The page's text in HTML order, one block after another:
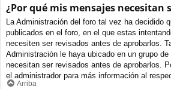
¿Por qué mis mensajes necesitan
La Administración del foro tal vez ha decidido
publicados en el foro, en el que estas
necesiten ser revisados antes de aprobarlos.
Administración le haya ubicado en un grupo
necesitan ser revisados antes de aprobarlos.
el administrador para más información al
Arriba